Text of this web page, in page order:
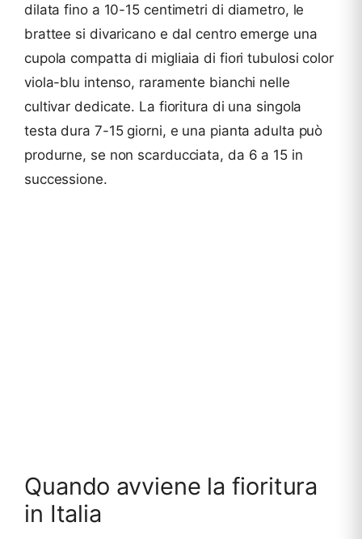
dilata fino a 10-15 centimetri di diametro, le
brattee si divaricano e dal centro emerge una
cupola compatta di migliaia di fiori tubulosi color
viola-blu intenso, raramente bianchi nelle
cultivar dedicate. La fioritura di una singola
testa dura 7-15 giorni, e una pianta adulta può
produrne, se non scarducciata, da 6 a 15 in
successione.
Quando avviene la fioritura
in Italia